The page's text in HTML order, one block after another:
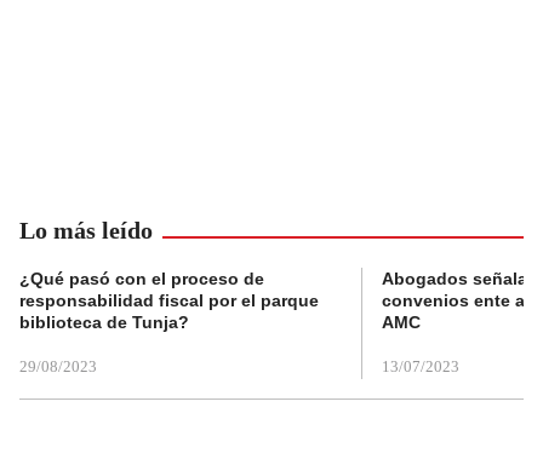
Lo más leído
¿Qué pasó con el proceso de
responsabilidad fiscal por el parque
biblioteca de Tunja?
29/08/2023
Abogados
convenios ente
AMC
13/07/2023